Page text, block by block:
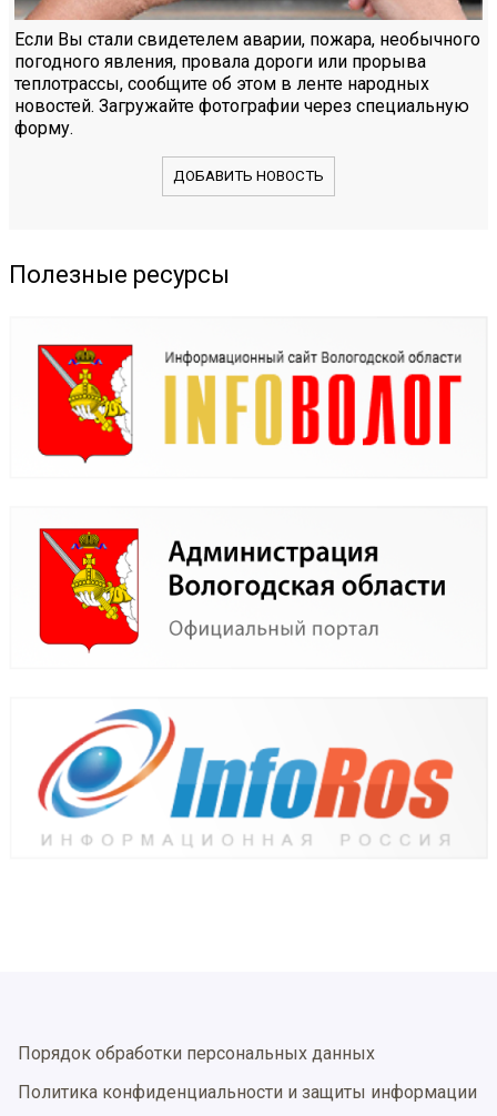
Если Вы стали свидетелем аварии, пожара, необычного
погодного явления, провала дороги или прорыва
теплотрассы, сообщите об этом в ленте народных
новостей. Загружайте фотографии через специальную
форму.
ДОБАВИТЬ НОВОСТЬ
Полезные ресурсы
Порядок обработки персональных данных
Политика конфиденциальности и защиты информации